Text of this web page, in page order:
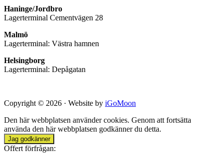
Haninge/Jordbro
Lagerterminal Cementvägen 28
Malmö
Lagerterminal: Västra hamnen
Helsingborg
Lagerterminal: Depågatan
Copyright © 2026 · Website by iGoMoon
Den här webbplatsen använder cookies. Genom att fortsätta
använda den här webbplatsen godkänner du detta.
Jag godkänner
Offert förfrågan: